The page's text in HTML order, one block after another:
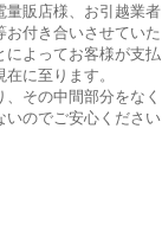
量販店様、お引越業者
付き合いさせていた
によってお客様が支払
に至ります。
その中間部分をなく
いのでご安心ください